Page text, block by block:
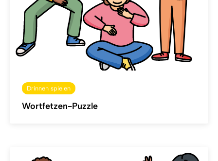
Drinnen spielen
Wortfetzen-Puzzle